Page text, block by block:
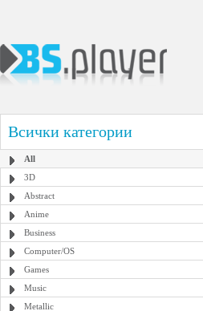
Всички категории
All
3D
Abstract
Anime
Business
Computer/OS
Games
Music
Metallic